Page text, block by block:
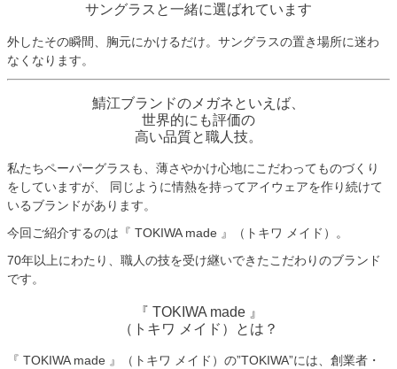
サングラスと一緒に選ばれています
外したその瞬間、胸元にかけるだけ。サングラスの置き場所に迷わ
なくなります。
鯖江ブランドのメガネといえば、
世界的にも評価の
高い品質と職人技。
私たちペーパーグラスも、薄さやかけ心地にこだわってものづくり
をしていますが、 同じように情熱を持ってアイウェアを作り続けて
いるブランドがあります。
今回ご紹介するのは『 TOKIWA made 』（トキワ メイド）。
70年以上にわたり、職人の技を受け継いできたこだわりのブランド
です。
『 TOKIWA made 』
（トキワ メイド）とは？
『 TOKIWA made 』（トキワ メイド）の”TOKIWA”には、創業者・